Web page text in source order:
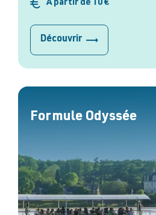
À partir de 10 €
Découvrir
Formule Odyssée